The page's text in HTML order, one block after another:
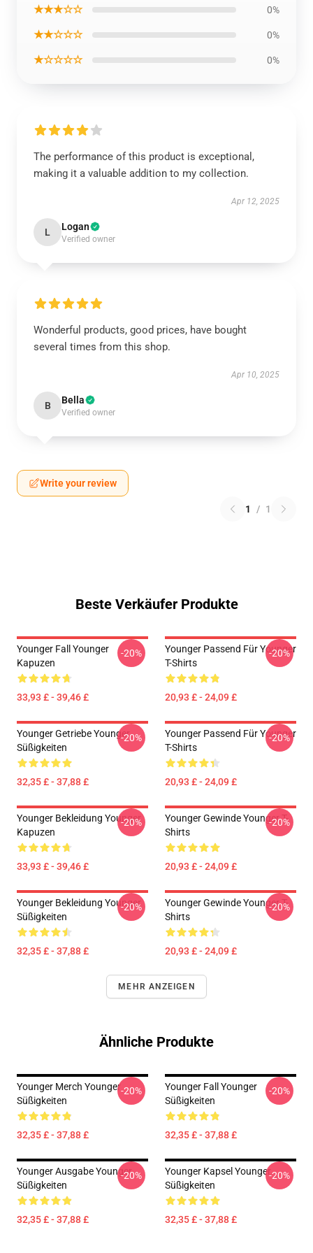
★★★☆☆ 0%
★★☆☆☆ 0%
★☆☆☆☆ 0%
The performance of this product is exceptional,
making it a valuable addition to my collection.
Apr 12, 2025
L Logan
Verified owner
Wonderful products, good prices, have bought
several times from this shop.
Apr 10, 2025
B Bella
Verified owner
Write your review
1 / 1
Beste Verkäufer Produkte
Younger Fall Younger
Kapuzen
33,93 £ - 39,46 £
-20%
Younger Passend Für Younger
T-Shirts
20,93 £ - 24,09 £
-20%
Younger Getriebe Younger
Süßigkeiten
32,35 £ - 37,88 £
-20%
Younger Passend Für Younger
T-Shirts
20,93 £ - 24,09 £
-20%
Younger Bekleidung Younger
Kapuzen
33,93 £ - 39,46 £
-20%
Younger Gewinde Younger T-
Shirts
20,93 £ - 24,09 £
-20%
Younger Bekleidung Younger
Süßigkeiten
32,35 £ - 37,88 £
-20%
Younger Gewinde Younger T-
Shirts
20,93 £ - 24,09 £
-20%
MEHR ANZEIGEN
Ähnliche Produkte
Younger Merch Younger
Süßigkeiten
32,35 £ - 37,88 £
-20%
Younger Fall Younger
Süßigkeiten
32,35 £ - 37,88 £
-20%
Younger Ausgabe Younger
Süßigkeiten
32,35 £ - 37,88 £
-20%
Younger Kapsel Younger
Süßigkeiten
32,35 £ - 37,88 £
-20%